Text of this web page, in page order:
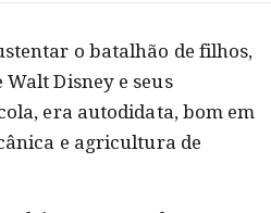
o batalhão de filhos,
Disney e seus
era autodidata, bom em
e agricultura de